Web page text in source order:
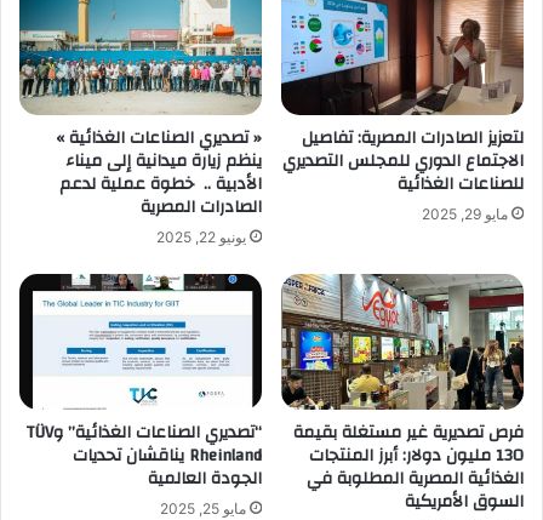
لتعزيز الصادرات المصرية: تفاصيل
الاجتماع الدوري للمجلس التصديري
للصناعات الغذائية
مايو 29, 2025
« تصديري الصناعات الغذائية »
ينظم زيارة ميدانية إلى ميناء
الأدبية .. خطوة عملية لدعم
الصادرات المصرية
يونيو 22, 2025
فرص تصديرية غير مستغلة بقيمة
130 مليون دولار: أبرز المنتجات
الغذائية المصرية المطلوبة في
السوق الأمريكية
“تصديري الصناعات الغذائية” وTÜV
Rheinland يناقشان تحديات
الجودة العالمية
مايو 25, 2025